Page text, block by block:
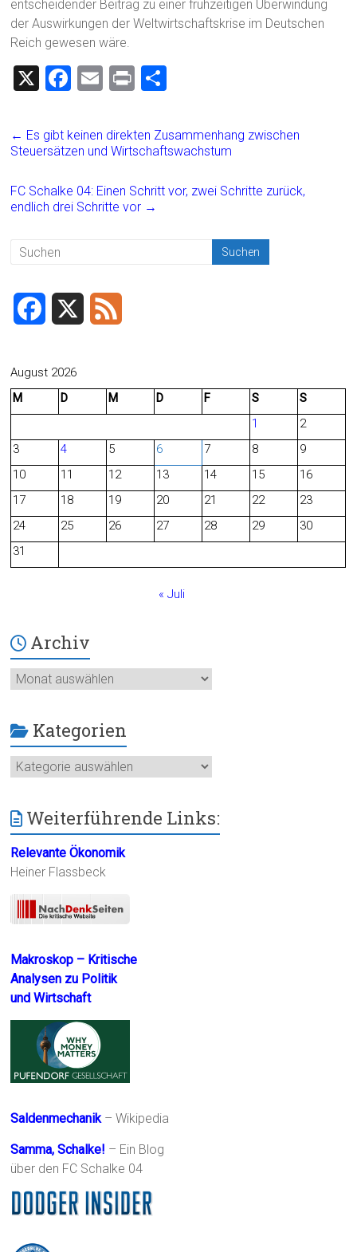
entscheidender Beitrag zu einer frühzeitigen Überwindung
der Auswirkungen der Weltwirtschaftskrise im Deutschen
Reich gewesen wäre.
X
F
ce
b
o
ok
E
ai
l
Pr
t
e
n
← Es gibt keinen direkten Zusammenhang zwischen
Steuersätzen und Wirtschaftswachstum
FC Schalke 04: Einen Schritt vor, zwei Schritte zurück,
endlich drei Schritte vor →
c
b
o
August 2026
M
D M D F S
S
1
2
3
4 5 6 7 8
9
10
11 12 13 14 15
16
17
18 19 20 21 22
23
24
25 26 27 28 29
30
31
« Juli
Archiv
Archiv
Kategorien
Kategorien
Weiterführende Links:
Relevante Ökonomik
Heiner Flassbeck
Makroskop – Kritische
Analysen zu Politik
und Wirtschaft
Saldenmechanik– Wikipedia
Samma, Schalke! – Ein Blog
über den FC Schalke 04